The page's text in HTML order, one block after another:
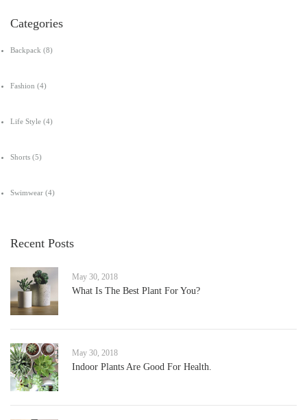
Categories
Backpack (8)
Fashion (4)
Life Style (4)
Shorts (5)
Swimwear (4)
Recent Posts
May 30, 2018
What Is The Best Plant For You?
May 30, 2018
Indoor Plants Are Good For Health.